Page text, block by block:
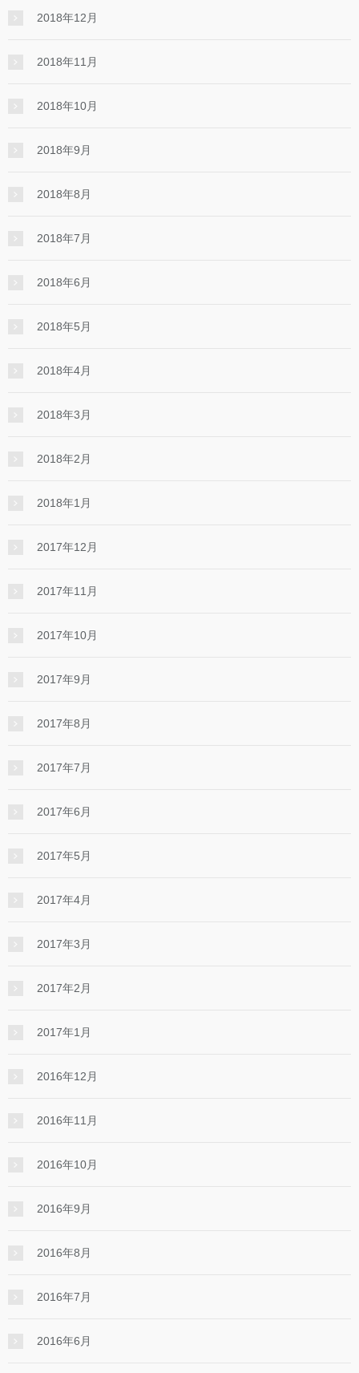
2018年12月
2018年11月
2018年10月
2018年9月
2018年8月
2018年7月
2018年6月
2018年5月
2018年4月
2018年3月
2018年2月
2018年1月
2017年12月
2017年11月
2017年10月
2017年9月
2017年8月
2017年7月
2017年6月
2017年5月
2017年4月
2017年3月
2017年2月
2017年1月
2016年12月
2016年11月
2016年10月
2016年9月
2016年8月
2016年7月
2016年6月